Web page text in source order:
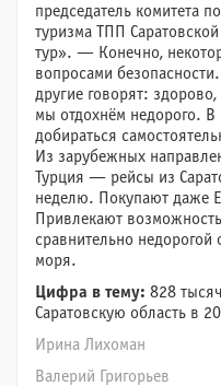
председатель комитета
туризма ТПП
тур». — Конечно,
вопросами
другие говорят:
мы отдохнём недорого.
добираться
Из зарубежных
Турция — рейсы из
неделю. Покупают даже
Привлекают
сравнительно недорогой
моря.
Цифра в тему: 828
Саратовскую область в
Ирина Лихоман
Валерий Григорьев